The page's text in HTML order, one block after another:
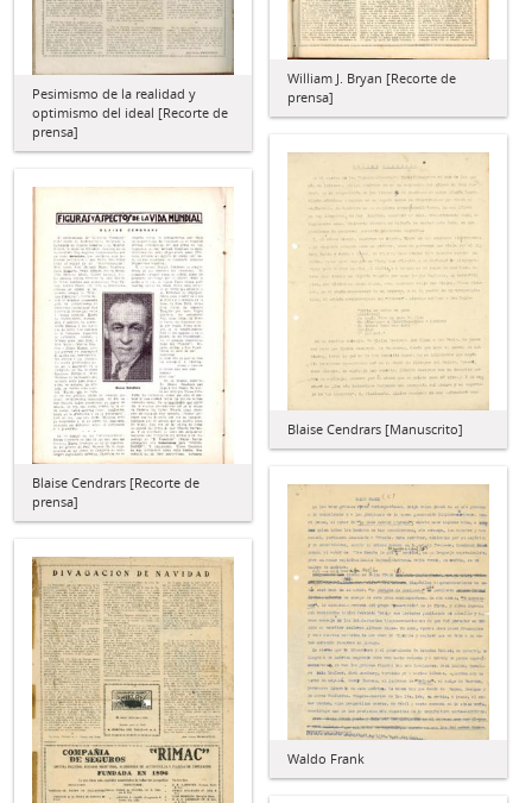
William J. Bryan [Recorte de
prensa]
Pesimismo de la realidad y
optimismo del ideal [Recorte de
prensa]
Blaise Cendrars [Manuscrito]
Blaise Cendrars [Recorte de
prensa]
Waldo Frank